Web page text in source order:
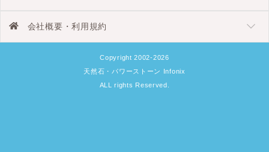
会社概要・利用規約
Copyright 2002-2026
天然石・パワーストーン Infonix
ALL rights Reserved.